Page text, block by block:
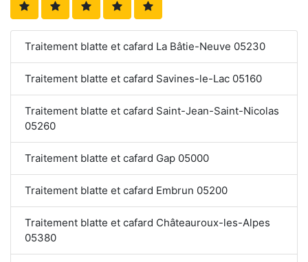
Traitement blatte et cafard La Bâtie-Neuve 05230
Traitement blatte et cafard Savines-le-Lac 05160
Traitement blatte et cafard Saint-Jean-Saint-Nicolas
05260
Traitement blatte et cafard Gap 05000
Traitement blatte et cafard Embrun 05200
Traitement blatte et cafard Châteauroux-les-Alpes
05380